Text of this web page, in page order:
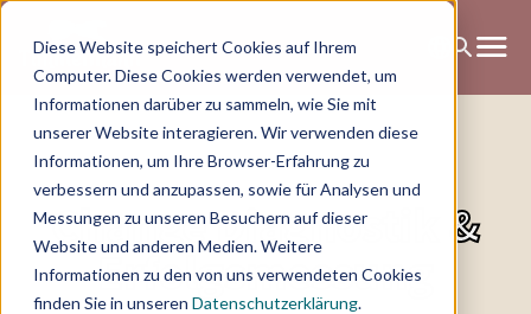
Diese Website speichert Cookies auf Ihrem
Computer. Diese Cookies werden verwendet, um
Informationen darüber zu sammeln, wie Sie mit
unserer Website interagieren. Wir verwenden diese
Informationen, um Ihre Browser-Erfahrung zu
verbessern und anzupassen, sowie für Analysen und
Messungen zu unseren Besuchern auf dieser
Website und anderen Medien. Weitere
Informationen zu den von uns verwendeten Cookies
finden Sie in unseren Datenschutzerklärung.
Change Diagnostik &
Erfolgsmessung